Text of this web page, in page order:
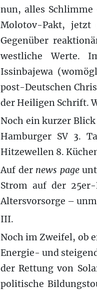
nun, alles Schlimme
Molotov-Pakt, jetzt
Gegenüber
westliche Werte.
Issinbajewa
post-Deutschen
der Heiligen Schrift.
Noch ein kurzer
Hamburger SV 3.
Hitzewellen 8.
Auf der news page
Strom auf der 25er-
Altersvorsorge –
III.
Noch im Zweifel, ob
Energie- und
der Rettung von
politische